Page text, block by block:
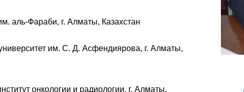
аль-Фараби, г. Алматы, Казахстан
им. С. Д. Асфендиярова, г. Алматы,
онкологии и радиологии, г. Алматы,